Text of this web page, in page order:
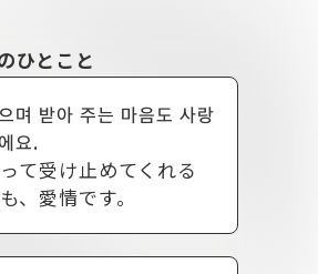
ひとこと
며 받아 주는 마음도 사랑
요.
て受け止めてくれる
、愛情です。